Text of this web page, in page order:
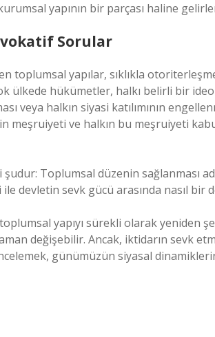
yapının bir parçası haline
Sorular
toplumsal yapılar, sıklıkla
ülkede hükümetler, halkı belirli bir
veya halkın siyasi katılımının
meşruiyeti ve halkın bu meşruiyeti
Toplumsal düzenin sağlanması
devletin sevk gücü arasında nasıl bir
yapıyı sürekli olarak yeniden
değişebilir. Ancak, iktidarın sevk
günümüzün siyasal